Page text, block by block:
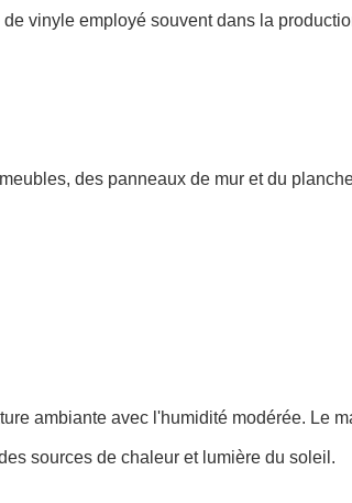
vinyle employé souvent dans la
des panneaux de mur et du
ambiante avec l'humidité modérée. Le
sources de chaleur et lumière du soleil.